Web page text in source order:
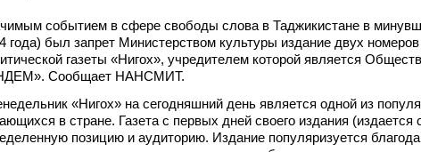
событием в сфере свободы слова в Таджикистане в
года) был запрет Министерством культуры издание двух
газеты «Нигох», учредителем которой является
Сообщает НАНСМИТ.
«Нигох» на сегодняшний день является одной из
в стране. Газета с первых дней своего издания (издается
позицию и аудиторию. Издание популяризуется